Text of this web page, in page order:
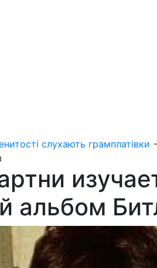
слухають грамплатівки
альбом